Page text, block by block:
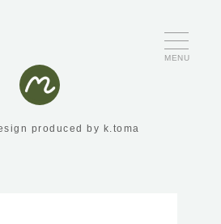
MENU
produced by k.toma